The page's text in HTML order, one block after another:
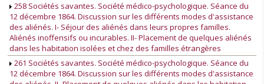
258 Sociétés savantes. Société médico-psychologique. Séance du
12 décembre 1864. Discussion sur les différents modes d'assistance
des aliénés. I- Séjour des aliénés dans leurs propres familles.
Aliénés inoffensifs ou incurables. II- Placement de quelques aliénés
dans les habitation isolées et chez des familles étrangères
261 Sociétés savantes. Société médico-psychologique. Séance du
12 décembre 1864. Discussion sur les différents modes d'assistance